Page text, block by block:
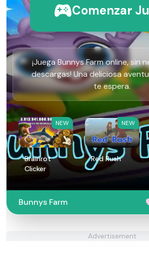
Comenzar
¡Juega Bunnys Farm online, sin
descargas! Una deliciosa
te espera.
NEW
Brainrot
Clicker
NEW
Red Rush
Bunnys Farm
Advertisement